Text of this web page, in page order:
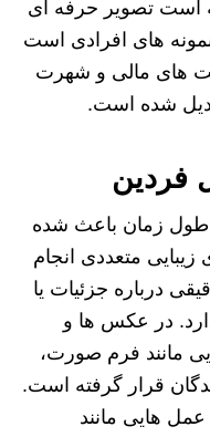
است تصویر حرفه‌ ای‌
های افرادی است
های مالی و شهرت
شده است.
فردین
طول زمان باعث شده
متعددی انجام
درباره جزئیات یا
در عکس‌ ها و
مانند فرم صورت،
قرار گرفته است.
هایی مانند